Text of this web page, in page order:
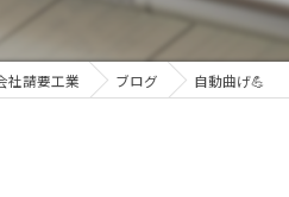
社請要工業 ブログ 自動曲げ💪